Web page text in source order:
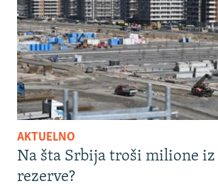
AKTUELNO
Na šta Srbija troši milione iz
rezerve?